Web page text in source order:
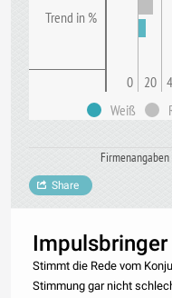
Trend in %
0 20
Weiß
Share
Impulsbringer
Stimmt die Rede vom
Stimmung gar nicht